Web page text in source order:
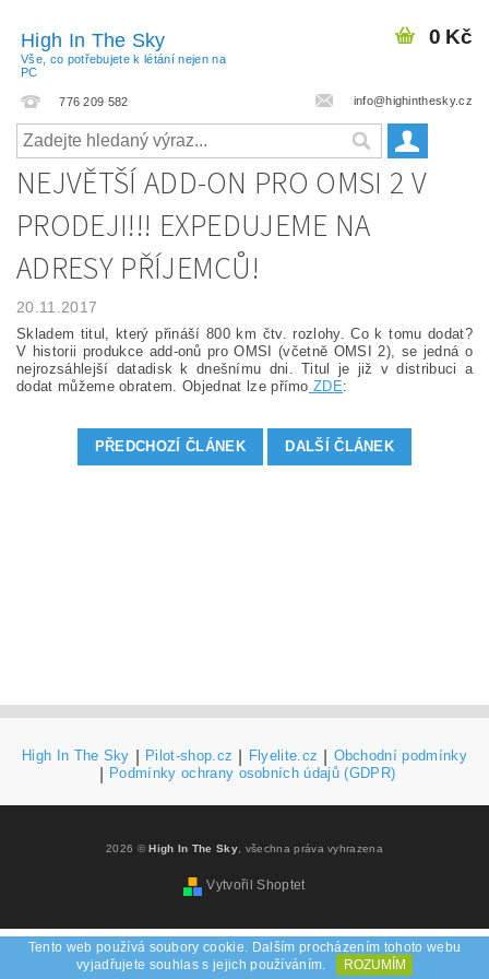
High In The Sky
Vše, co potřebujete k létání nejen na
PC
776 209 582 info@highinthesky.cz
0 Kč
NEJVĚTŠÍ ADD-ON PRO OMSI 2 V
PRODEJI!!! EXPEDUJEME NA
ADRESY PŘÍJEMCŮ!
20.11.2017
Skladem titul, který přináší 800 km čtv. rozlohy. Co k tomu dodat?
V historii produkce add-onů pro OMSI (včetně OMSI 2), se jedná o
nejrozsáhlejší datadisk k dnešnímu dni. Titul je již v distribuci a
dodat můžeme obratem. Objednat lze přímo ZDE:
PŘEDCHOZÍ ČLÁNEK DALŠÍ ČLÁNEK
High In The Sky Pilot-shop.cz Flyelite.cz Obchodní podmínky
Podmínky ochrany osobních údajů (GDPR)
2026 ©High In The Sky , všechna práva vyhrazena
Vytvořil Shoptet
Tento web používá soubory cookie. Dalším procházením tohoto webu
vyjadřujete souhlas s jejich používáním.
ROZUMÍM